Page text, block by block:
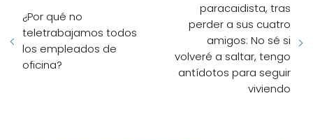
¿Por qué no
teletrabajamos todos
los empleados de
oficina?
paracaidista, tras
perder a sus cuatro
amigos: No sé si
volveré a saltar, tengo
antídotos para seguir
viviendo